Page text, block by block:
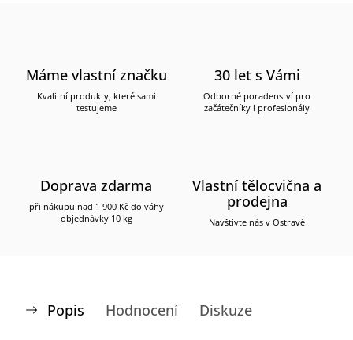
Máme vlastní značku
Kvalitní produkty, které sami
testujeme
30 let s Vámi
Odborné poradenství pro
začátečníky i profesionály
Doprava zdarma
při nákupu nad 1 900 Kč do váhy
objednávky 10 kg
Vlastní tělocvična a
prodejna
Navštivte nás v Ostravě
Popis Hodnocení Diskuze